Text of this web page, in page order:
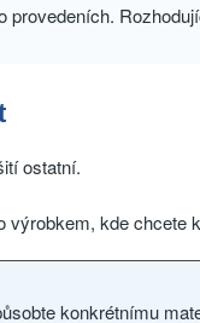
ostatní.
kde chcete
konkrétnímu